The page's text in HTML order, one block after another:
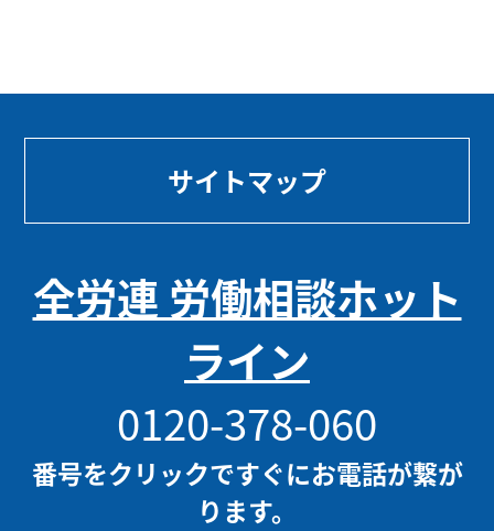
サイトマップ
全労連 労働相談ホット
ライン
0120-378-060
番号をクリックですぐにお電話が繋が
ります。